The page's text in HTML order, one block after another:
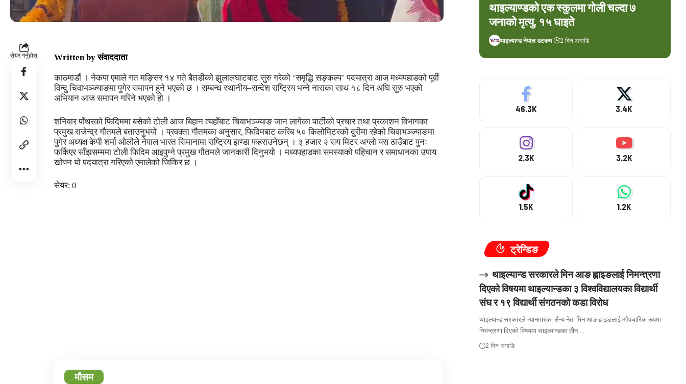
सेयर गर्नुहोस् Written by संवाददाता
काठमाडौं । नेकपा एमाले गत मङ्सिर १४ गते बैतडीको झुलालघाटबाट सुरु गरेको ‘समृद्धि सङ्कल्प’ पदयात्रा आज मध्यपहाडको पूर्वी
विन्दु चिवाभञ्ज्याङमा पुगेर समापन हुने भएको छ । सम्बन्ध स्थानीय–सन्देश राष्ट्रिय भन्ने नाराका साथ १८ दिन अघि सुरु भएको
अभियान आज समापन गरिने भएको हो ।
शनिवार पाँथरको फिदिममा बसेको टोली आज बिहान त्यहाँबाट चिवाभञ्ज्याङ जान लागेका पार्टीको प्रचार तथा प्रकाशन विभागका
प्रमुख राजेन्द्र गौतमले बताउनुभयो । प्रवक्ता गौतमका अनुसार, फिदिमबाट करिब ५० किलोमिटरको दुरीमा रहेको चिवाभञ्ज्याङमा
पुगेर अध्यक्ष केपी शर्मा ओलीले नेपाल भारत सिमानामा राष्ट्रिय झण्डा फहराउनेछन् । ३ हजार २ सय मिटर अग्लो यस ठाउँबाट पुनः
फर्किएर साँझसम्ममा टोली फिदिम आइपुग्ने प्रमुख गौतमले जानकारी दिनुभयो । मध्यपहाडका समस्याको पहिचान र समाधानका उपाय
खोज्न यो पदयात्रा गरिएको एमालेको जिकिर छ ।
सेयर: 0
मौसम
थाइल्याण्डको एक स्कुलमा गोली चल्दा ७
जनाको मृत्यु, १५ घाइते
थाइल्याण्ड नेपाल डटकम 2 दिन अगाडि
46.3K 3.4K
2.3K 3.2K
1.5K 1.2K
ट्रेन्डिङ
थाइल्यान्ड सरकारले मिन आङ ह्लाइङलाई निमन्त्रणा
दिएको विषयमा थाइल्यान्डका ३ विश्वविद्यालयका विद्यार्थी
संघ र १९ विद्यार्थी संगठनको कडा विरोध
थाइल्यान्ड सरकारले म्यानमारका सैन्य नेता मिन आङ ह्लाइङलाई औपचारिक रूपमा
निमन्त्रणा दिएको विषयमा थाइल्यान्डका तीन…
2 दिन अगाडि